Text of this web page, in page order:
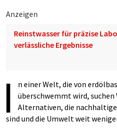
Anzeigen
Reinstwasser für präzise
verlässliche Ergebnisse
I
n einer Welt, die von
überschwemmt wird, suchen
Alternativen, die
sind und die Umwelt weit